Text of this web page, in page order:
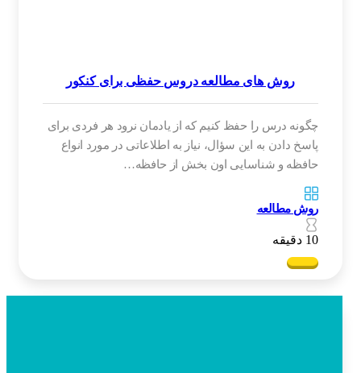
روش های مطالعه دروس حفظی برای کنکور
چگونه درس را حفظ کنیم که از یادمان نرود هر فردی برای
پاسخ دادن به این سؤال، نیاز به اطلاعاتی در مورد انواع
حافظه و شناسایی اون بخش از حافظه…
روش مطالعه